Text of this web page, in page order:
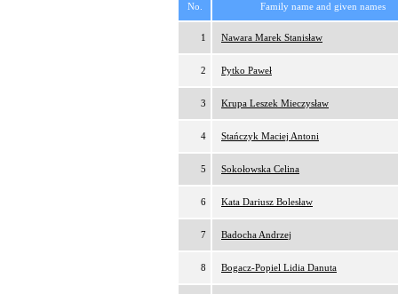
No. Family name and given names
1 Nawara Marek Stanisław
2 Pytko Paweł
3 Krupa Leszek Mieczysław
4 Stańczyk Maciej Antoni
5 Sokołowska Celina
6 Kata Dariusz Bolesław
7 Badocha Andrzej
8 Bogacz-Popiel Lidia Danuta